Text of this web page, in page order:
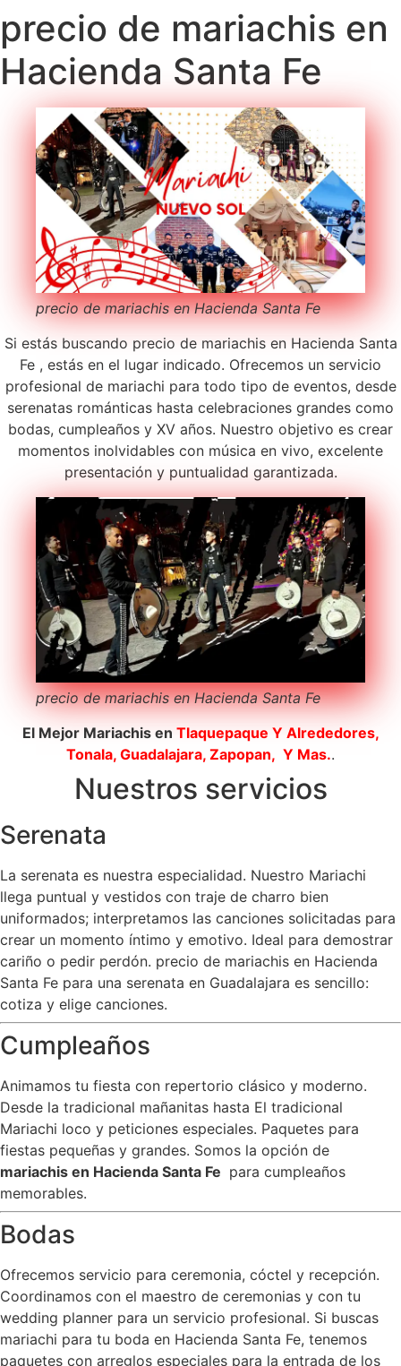
precio de mariachis en
Hacienda Santa Fe
precio de mariachis en Hacienda Santa Fe
Si estás buscando precio de mariachis en Hacienda Santa
Fe , estás en el lugar indicado. Ofrecemos un servicio
profesional de mariachi para todo tipo de eventos, desde
serenatas románticas hasta celebraciones grandes como
bodas, cumpleaños y XV años. Nuestro objetivo es crear
momentos inolvidables con música en vivo, excelente
presentación y puntualidad garantizada.
precio de mariachis en Hacienda Santa Fe
El Mejor Mariachis en Tlaquepaque Y Alrededores,
Tonala, Guadalajara, Zapopan, Y Mas..
Nuestros servicios
Serenata
La serenata es nuestra especialidad. Nuestro Mariachi
llega puntual y vestidos con traje de charro bien
uniformados; interpretamos las canciones solicitadas para
crear un momento íntimo y emotivo. Ideal para demostrar
cariño o pedir perdón. precio de mariachis en Hacienda
Santa Fe para una serenata en Guadalajara es sencillo:
cotiza y elige canciones.
Cumpleaños
Animamos tu fiesta con repertorio clásico y moderno.
Desde la tradicional mañanitas hasta El tradicional
Mariachi loco y peticiones especiales. Paquetes para
fiestas pequeñas y grandes. Somos la opción de
mariachis en Hacienda Santa Fe para cumpleaños
memorables.
Bodas
Ofrecemos servicio para ceremonia, cóctel y recepción.
Coordinamos con el maestro de ceremonias y con tu
wedding planner para un servicio profesional. Si buscas
mariachi para tu boda en Hacienda Santa Fe, tenemos
paquetes con arreglos especiales para la entrada de los